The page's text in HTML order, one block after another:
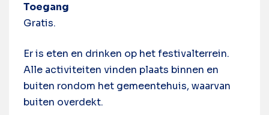
Toegang
Gratis.
Er is eten en drinken op het festivalterrein.
Alle activiteiten vinden plaats binnen en
buiten rondom het gemeentehuis, waarvan
buiten overdekt.